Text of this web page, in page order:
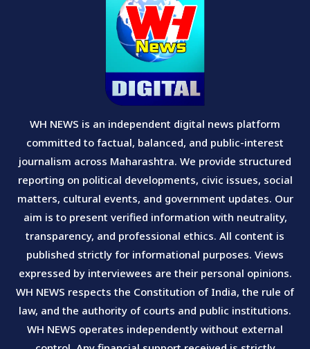
WH NEWS is an independent digital news platform
committed to factual, balanced, and public-interest
journalism across Maharashtra. We provide structured
reporting on political developments, civic issues, social
matters, cultural events, and government updates. Our
aim is to present verified information with neutrality,
transparency, and professional ethics. All content is
published strictly for informational purposes. Views
expressed by interviewees are their personal opinions.
WH NEWS respects the Constitution of India, the rule of
law, and the authority of courts and public institutions.
WH NEWS operates independently without external